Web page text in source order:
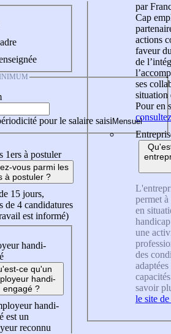
pour le salaire saisi
1ers à postuler
vous parmi les
à postuler ?
15 jours,
de 4 candidatures
est informé)
handi-
ce qu'un
handi-
engagé ?
handi-
est un
reconnu
par
Cap
actions
faveur
de
ses
situation
Pour en
permet
en
une
des
adaptées
savoir
le site